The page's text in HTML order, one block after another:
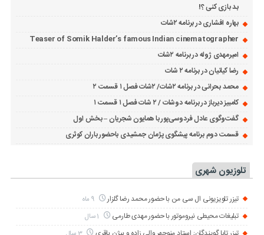
بد بازی کنی ؟!
بهاره افشاری در برنامه ۲شات
Teaser of Somik Halder’s famous Indian cinematographer
امیرمهدی ژوله در برنامه ۲شات
رضا کیانیان در برنامه ۲ شات
محمد بحرانی در برنامه ۲شات/ ۲شات فصل ۱ قسمت ۲
کامبیز دیرباز در برنامه دوشات / ۲ شات فصل ۱ قسمت ۱
گفت‌وگوی عادل فردوسی‌پور با همایون شجریان – بخش اول
قسمت دوم برنامه پیشگوی پژمان جمشیدی باحضور باران کوثری
تلوزیون شهری
تیزر تلویزیونی ال سی من با حضور محمد رضا گلزار 9 ماه
تبلیغات محیطی نیروموتور با حضور مهدی طارمی